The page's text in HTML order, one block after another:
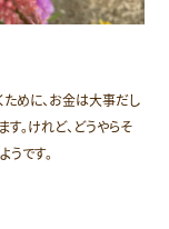
めに、お金は大事だし
す。けれど、どうやらそ
です。